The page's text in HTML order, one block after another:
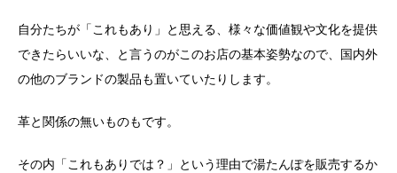
自分たちが「これもあり」と思える、様々な価値観や文化を提供
できたらいいな、と言うのがこのお店の基本姿勢なので、国内外
の他のブランドの製品も置いていたりします。
革と関係の無いものもです。
その内「これもありでは？」という理由で湯たんぽを販売するか